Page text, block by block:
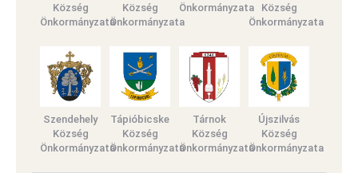
Község
Önkormányzata
Község
Önkormányzata
Önkormányzata
Község
Önkormányzata
Szendehely
Község
Önkormányzata
Tápióbicske
Község
Önkormányzata
Tárnok
Község
Önkormányzata
Újszilvás
Község
Önkormányzata